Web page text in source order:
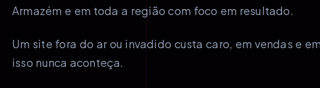
Armazém e em toda a região com foco em resultado.
Um site fora do ar ou invadido custa caro, em vendas e
isso nunca aconteça.